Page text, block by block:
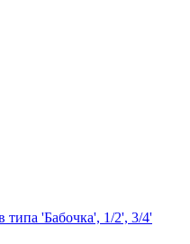
'Бабочка', 1/2', 3/4'